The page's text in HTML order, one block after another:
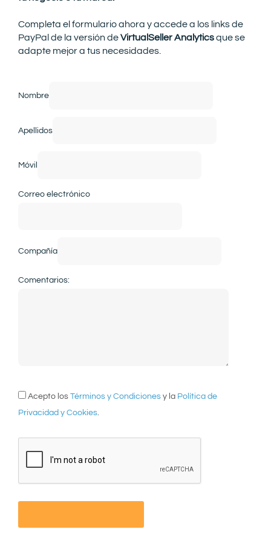
Completa el formulario ahora y accede a los links de
PayPal de la versión deVirtualSeller Analyticsque se
adapte mejor a tus necesidades.
Nombre
Apellidos
Móvil
Correo electrónico
Compañía
Comentarios:
Acepto los Términos y Condiciones y la Política de
Privacidad y Cookies.